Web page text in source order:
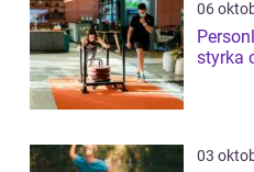
06
styrka
03